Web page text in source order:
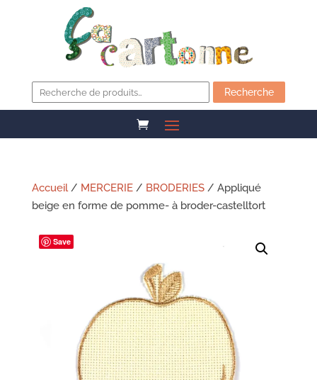
pour :
Recherche
Accueil/ MERCERIE/ BRODERIES/ Appliqué
beige en forme de pomme- à broder-castelltort
Save